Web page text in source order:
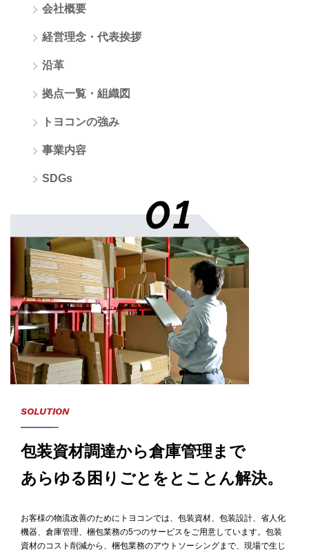
会社概要
経営理念・代表挨拶
沿革
拠点一覧・組織図
トヨコンの強み
事業内容
SDGs
SOLUTION
包装資材調達から倉庫管理まで
あらゆる困りごとをとことん解決。
お客様の物流改善のためにトヨコンでは、包装資材、包装設計、省人化
機器、倉庫管理、梱包業務の5つのサービスをご用意しています。包装
資材のコスト削減から、梱包業務のアウトソーシングまで、現場で生じ